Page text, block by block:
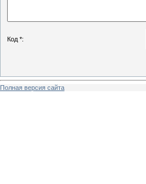
Код *:
Полная версия сайта